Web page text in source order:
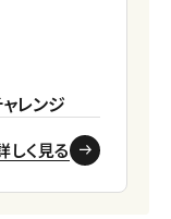
レンジ
しく見る